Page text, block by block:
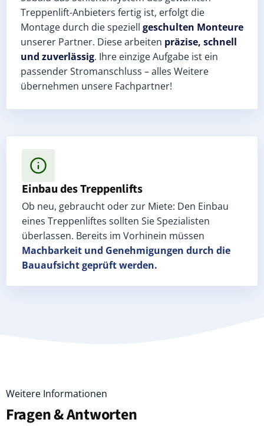
Treppenlift-Anbieters fertig ist, erfolgt die
Montage durch die speziell geschulten Monteure
unserer Partner. Diese arbeiten präzise, schnell
und zuverlässig. Ihre einzige Aufgabe ist ein
passender Stromanschluss – alles Weitere
übernehmen unsere Fachpartner!
Einbau des Treppenlifts
Ob neu, gebraucht oder zur Miete: Den Einbau
eines Treppenliftes sollten Sie Spezialisten
überlassen. Bereits im Vorhinein müssen
Machbarkeit und Genehmigungen durch die
Bauaufsicht geprüft werden.
Weitere Informationen
Fragen & Antworten